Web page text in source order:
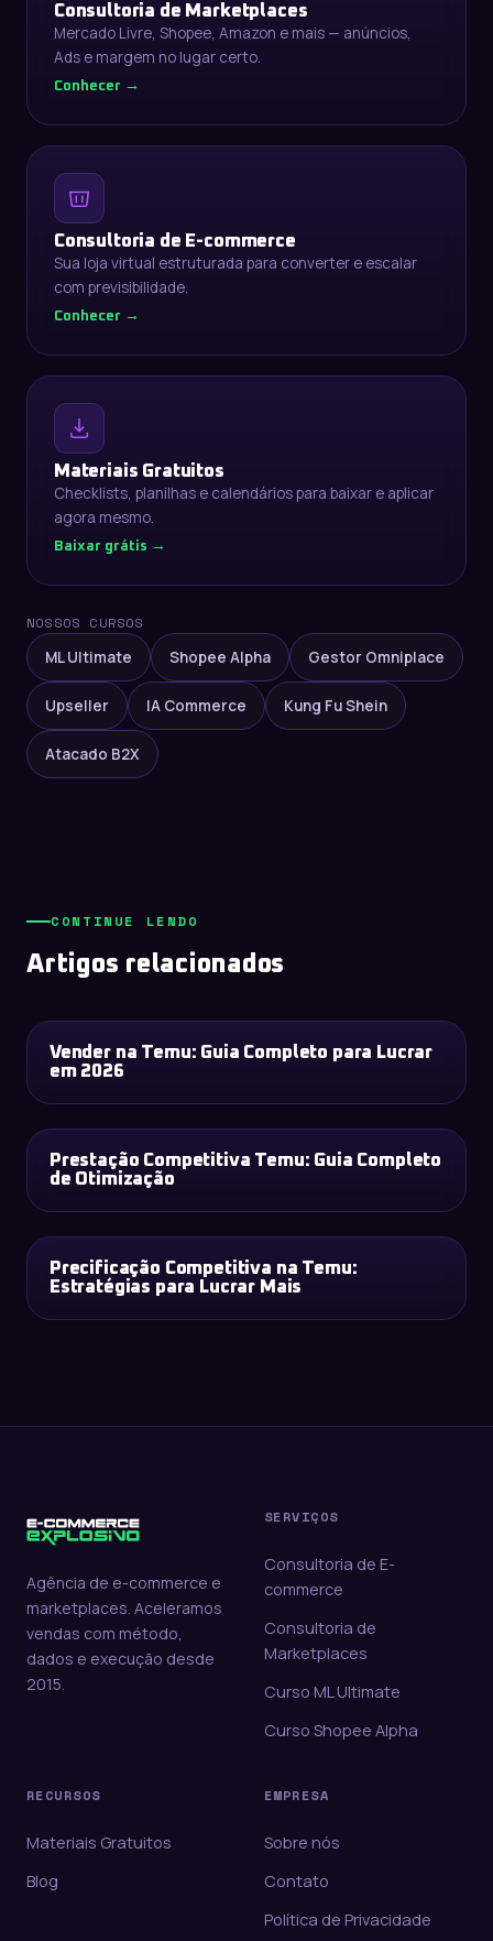
Consultoria de Marketplaces
Mercado Livre, Shopee, Amazon e mais — anúncios,
Ads e margem no lugar certo.
Conhecer →
Consultoria de E-commerce
Sua loja virtual estruturada para converter e escalar
com previsibilidade.
Conhecer →
Materiais Gratuitos
Checklists, planilhas e calendários para baixar e aplicar
agora mesmo.
Baixar grátis →
NOSSOS CURSOS
ML Ultimate Shopee Alpha Gestor Omniplace
Upseller IA Commerce Kung Fu Shein
Atacado B2X
CONTINUE LENDO
Artigos relacionados
TEMU
Vender na Temu: Guia Completo para Lucrar
em 2026
TEMU
Prestação Competitiva Temu: Guia Completo
de Otimização
TEMU
Precificação Competitiva na Temu:
Estratégias para Lucrar Mais
Agência de e-commerce e
marketplaces. Aceleramos
vendas com método,
dados e execução desde
2015.
SERVIÇOS
Consultoria de E-
commerce
Consultoria de
Marketplaces
Curso ML Ultimate
Curso Shopee Alpha
RECURSOS
Materiais Gratuitos
Blog
EMPRESA
Sobre nós
Contato
Política de Privacidade